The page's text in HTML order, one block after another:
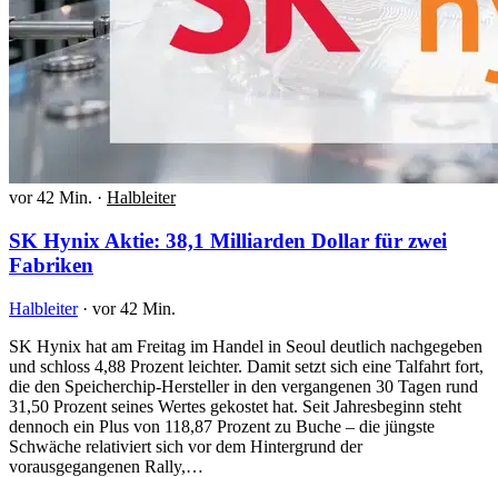
vor 42 Min. · Halbleiter
SK Hynix Aktie: 38,1 Milliarden Dollar für zwei
Fabriken
Halbleiter · vor 42 Min.
SK Hynix hat am Freitag im Handel in Seoul deutlich nachgegeben
und schloss 4,88 Prozent leichter. Damit setzt sich eine Talfahrt fort,
die den Speicherchip-Hersteller in den vergangenen 30 Tagen rund
31,50 Prozent seines Wertes gekostet hat. Seit Jahresbeginn steht
dennoch ein Plus von 118,87 Prozent zu Buche – die jüngste
Schwäche relativiert sich vor dem Hintergrund der
vorausgegangenen Rally,…